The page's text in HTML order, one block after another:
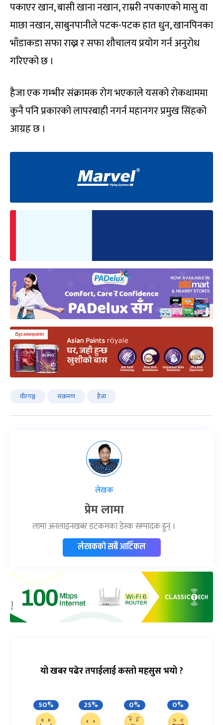
पकाएर खान, बासी खाना नखान, राम्ररी नपकाएको मासु वा
माछा नखान, साबुनपानीले पटक-पटक हात धुन, खानपिनका
भाँडाकडा सफा राख्न र सफा शौचालय प्रयोग गर्न अनुरोध
गरिएको छ ।
हैजा एक गम्भीर संक्रामक रोग भएकाले यसको रोकथाममा
कुनै पनि प्रकारको लापरबाही नगर्न महानगर प्रमुख सिंहको
आग्रह छ ।
वीरगञ्ज संक्रमण हैजा
लेखक
प्रेम लामा
लामा अनलाइनखबर डटकमका डेस्क सम्पादक हुन् ।
लेखकको सबै आर्टिकल
यो खबर पढेर तपाईलाई कस्तो महसुस भयो ?
50% 25% 0% 0%